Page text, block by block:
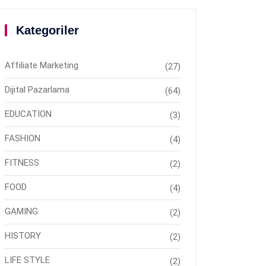
Kategoriler
Affiliate Marketing (27)
Dijital Pazarlama (64)
EDUCATION (3)
FASHION (4)
FITNESS (2)
FOOD (4)
GAMING (2)
HISTORY (2)
LIFE STYLE (2)